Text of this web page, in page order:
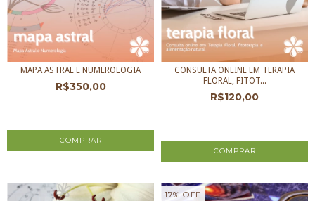
MAPA ASTRAL E NUMEROLOGIA
R$350,00
CONSULTA ONLINE EM TERAPIA
FLORAL, FITOT...
R$120,00
17% OFF